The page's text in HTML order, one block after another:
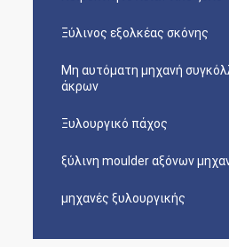
Ξύλινος εξολκέας σκόνης
Μη αυτόματη μηχανή
άκρων
Ξυλουργικό πάχος
ξύλινη moulder αξόνων
μηχανές ξυλουργικής